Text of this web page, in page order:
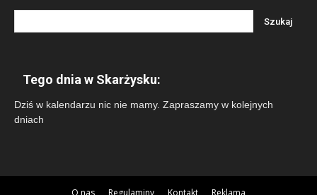
Tego dnia w Skarżysku:
Dziś w kalendarzu nic nie mamy. Zapraszamy w kolejnych
dniach
O nas Regulaminy Kontakt Reklama